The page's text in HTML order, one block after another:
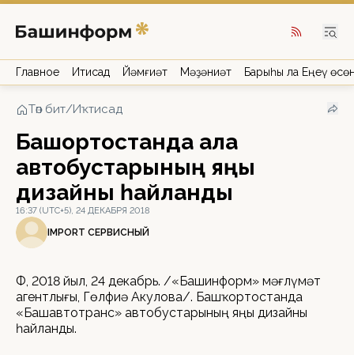
Главное Иҡтисад Йәмғиәт Мәҙәниәт Барыһы ла Еңеү
Төп бит/Иҡтисад
Башҡортостанда ҡала
автобустарының яңы
дизайны һайланды
16:37 (UTC+5), 24 ДЕКАБРЯ 2018
IMPORT СЕРВИСНЫЙ
ӨФӨ, 2018 йыл, 24 декабрь. /«Башинформ» мәғлүмәт
агентлығы, Гөлфиә Акулова/. Башҡортостанда
«Башавтотранс» автобустарының яңы дизайны
һайланды.